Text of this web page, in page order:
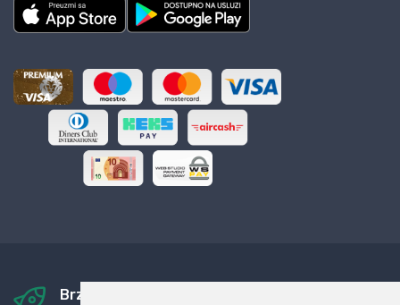
Brza i sigurna dostava